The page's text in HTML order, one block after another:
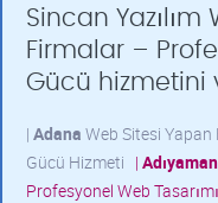
Sincan
Firmalar –
Gücü hizmetini
| Adana Web Sitesi Yapan
Gücü Hizmeti | Adıyaman
Profesyonel Web